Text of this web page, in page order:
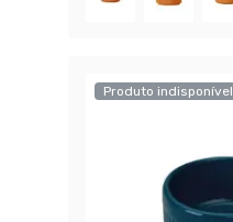
Produto indisponível